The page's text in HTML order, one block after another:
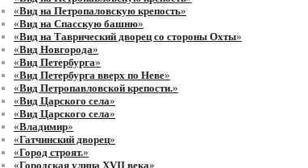
«Вид на Петропаловскую крепость»
«Вид на Спасскую башню»
«Вид на Таврический дворец со стороны Охты»
«Вид Новгорода»
«Вид Петербурга»
«Вид Петербурга вверх по Неве»
«Вид Петропавловской крепости.»
«Вид Царского села»
«Вид Царского села»
«Владимир»
«Гатчинский дворец»
«Город строят.»
«Городская улица XVII века»